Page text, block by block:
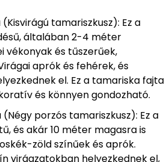
tamariszkusz): Ez a
általában 2-4 méter
vékonyak és tűszerűek,
aprók és fehérek, és
el. Ez a tamariska fajta
és könnyen gondozható.
porzós tamariszkusz): Ez a
és akár 10 méter magasra is
zöld színűek és aprók.
virágzatokban helyezkednek el,